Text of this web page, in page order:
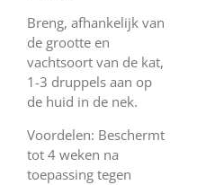
Breng, afhankelijk van
de grootte en
vachtsoort van de kat,
1-3 druppels aan op
de huid in de nek.
Voordelen: Beschermt
tot 4 weken na
toepassing tegen